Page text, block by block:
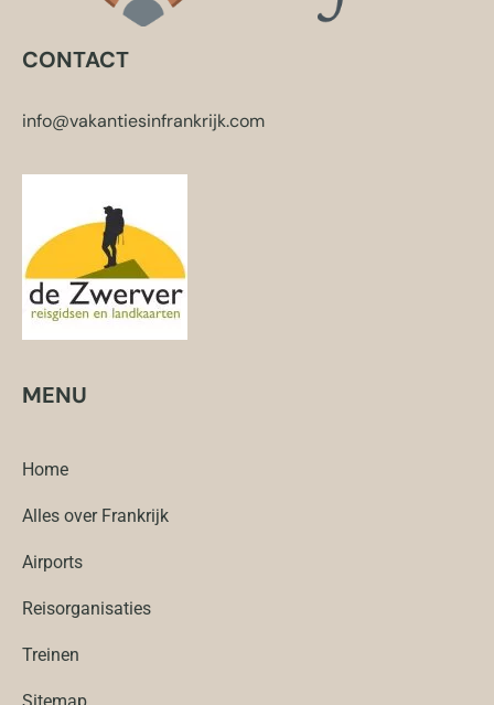
CONTACT
info@vakantiesinfrankrijk.com
MENU
Home
Alles over Frankrijk
Airports
Reisorganisaties
Treinen